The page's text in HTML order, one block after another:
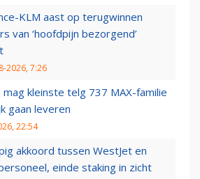
KLM aast op terugwinnen
van ‘hoofdpijn bezorgend’
2026, 7:26
mag kleinste telg 737 MAX-familie
gaan leveren
22:54
akkoord tussen WestJet en
einde staking in zicht